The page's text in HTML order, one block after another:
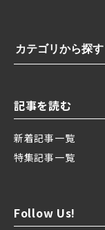
カテゴリから探す
記事を読む
新着記事一覧
特集記事一覧
Follow Us!